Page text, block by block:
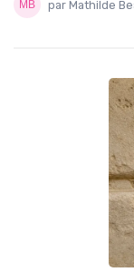
par Mathilde